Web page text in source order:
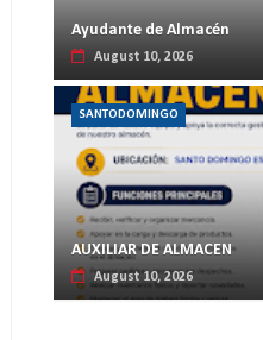
Ayudante de Almacén
August 10, 2026
SANTODOMINGO
AUXILIAR DE ALMACEN
August 10, 2026